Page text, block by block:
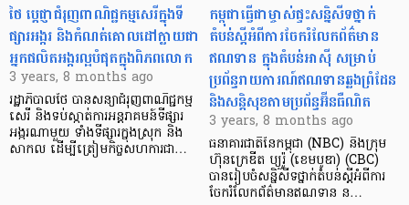
ថៃ ប្តេជ្ញាជំរុញពាណិជ្ជកម្មសេរីក្នុងទី
ផ្សារអង្ករ និងកំណត់គោលដៅក្លាយជា
អ្នកផលិតអង្ករល្អបំផុតក្នុងពិភពលោក
3 years, 8 months ago
រដ្ឋាភិបាលថៃ បានសន្យាជំរុញពាណិជ្ជកម្ម
សេរី និងទប់ស្កាត់ការអន្តរាគមន៍ទីផ្សារ
អង្ករណាមួយ ទាំងទីផ្សារក្នុងស្រុក និង
សាកល ដើម្បីត្រៀមកិច្ចសហការជា…
កម្ពុជាធ្វើជាម្ចាស់ផ្ទះសន្និសីទថ្នាក់
តំបន់ស្ដីអំពីការចែករំលែកព័ត៌មាន
ឥណទាន ក្នុងតំបន់អាស៊ី សម្រាប់
ប្រព័ន្ធរាយការណ៍ឥណទានឆ្លងព្រំដែន
និងសន្តិសុខតាមប្រព័ន្ធអ៊ីនធឺណិត
3 years, 8 months ago
ធនាគារជាតិនៃកម្ពុជា (NBC) និងក្រុម
ហ៊ុនក្រេឌីត ប្យួរ៉ូ (ខេមបូឌា)​ (CBC)
បានរៀបចំសន្និសីទថ្នាក់តំបន់ស្ដីអំពីការ
ចែករំលែកព័ត៌មានឥណទាន ន…